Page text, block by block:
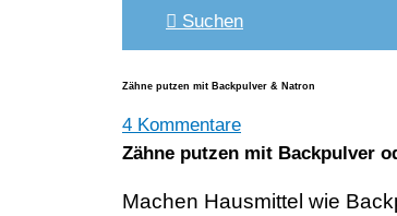
Suchen
Zähne putzen mit Backpulver & Natron
4 Kommentare
Zähne putzen mit Backpulver
Machen Hausmittel wie